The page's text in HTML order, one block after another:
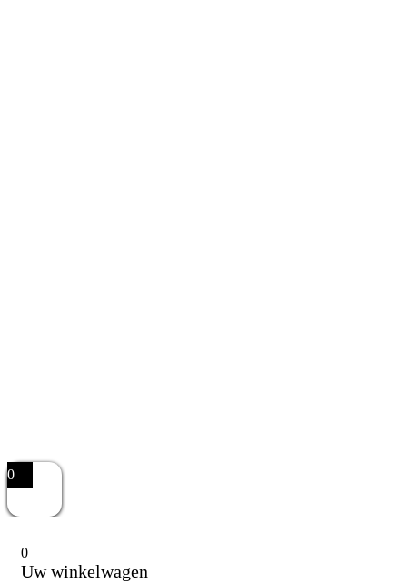
0
0
Uw winkelwagen